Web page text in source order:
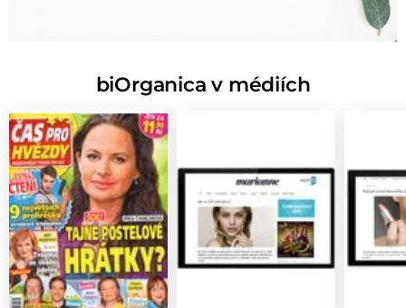
biOrganica v médiích